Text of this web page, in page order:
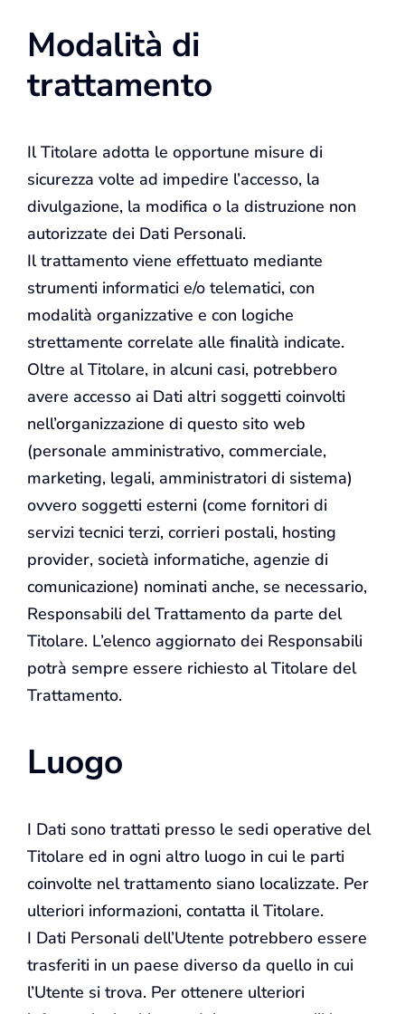
Modalità di
trattamento
Il Titolare adotta le opportune misure di
sicurezza volte ad impedire l’accesso, la
divulgazione, la modifica o la distruzione non
autorizzate dei Dati Personali.
Il trattamento viene effettuato mediante
strumenti informatici e/o telematici, con
modalità organizzative e con logiche
strettamente correlate alle finalità indicate.
Oltre al Titolare, in alcuni casi, potrebbero
avere accesso ai Dati altri soggetti coinvolti
nell’organizzazione di questo sito web
(personale amministrativo, commerciale,
marketing, legali, amministratori di sistema)
ovvero soggetti esterni (come fornitori di
servizi tecnici terzi, corrieri postali, hosting
provider, società informatiche, agenzie di
comunicazione) nominati anche, se necessario,
Responsabili del Trattamento da parte del
Titolare. L’elenco aggiornato dei Responsabili
potrà sempre essere richiesto al Titolare del
Trattamento.
Luogo
I Dati sono trattati presso le sedi operative del
Titolare ed in ogni altro luogo in cui le parti
coinvolte nel trattamento siano localizzate. Per
ulteriori informazioni, contatta il Titolare.
I Dati Personali dell’Utente potrebbero essere
trasferiti in un paese diverso da quello in cui
l’Utente si trova. Per ottenere ulteriori